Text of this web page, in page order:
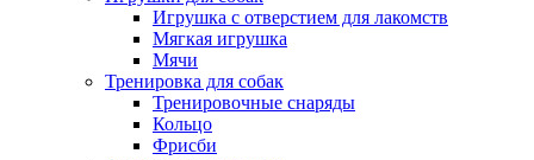
Игрушка с отверстием для лакомств
Мягкая игрушка
Мячи
Тренировка для собак
Тренировочные снаряды
Кольцо
Фрисби